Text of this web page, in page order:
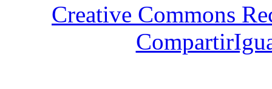
Creative Commons